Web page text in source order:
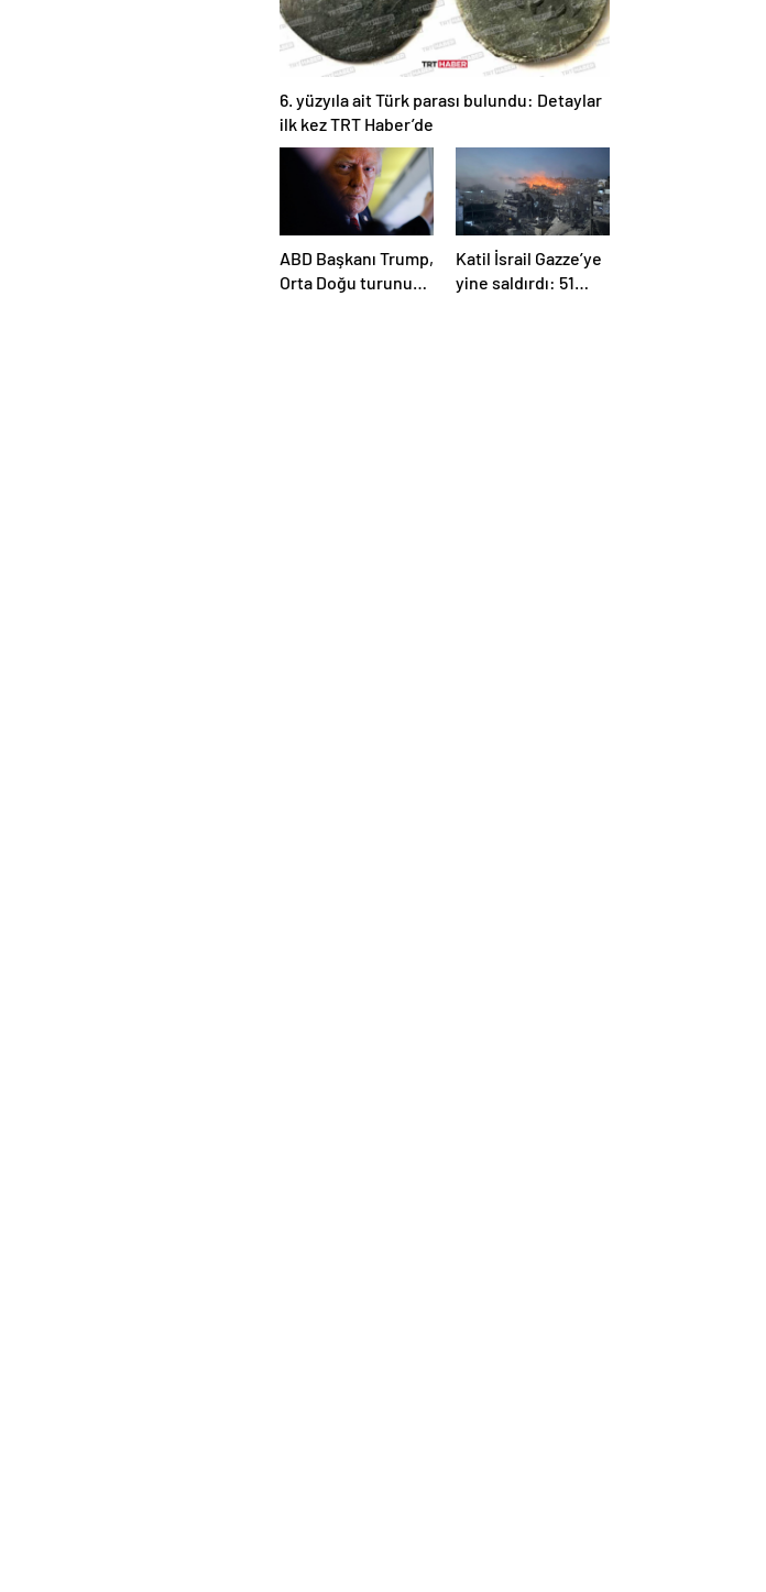
6. yüzyıla ait Türk parası bulundu: Detaylar
ilk kez TRT Haber’de
ABD Başkanı Trump,
Orta Doğu turunun
Katil İsrail Gazze’ye
yine saldırdı: 51